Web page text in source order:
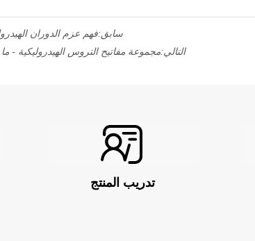
سابق:فهم عزم الدوران
التالي:مجموعة مفاتيح التروس الهيدروليكية -
تدريب المنتج